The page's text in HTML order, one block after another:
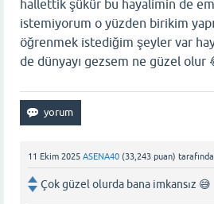
hallettik şükür bu hayalimin de
istemiyorum o yüzden birikim
öğrenmek istediğim şeyler var
de dünyayı gezsem ne güzel olur
11 Ekim 2025 ASENA40 (33,243 puan)
Çok güzel olurda bana imkansız 😅